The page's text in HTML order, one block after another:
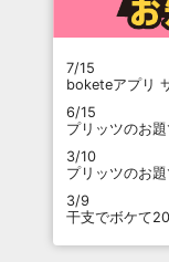
7/15
boketeアプリ
6/15
プリッツのお
3/10
プリッツのお
3/9
干支でボケて